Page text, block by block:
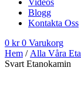
Videos
Blogg
Kontakta Oss
0 kr 0 Varukorg
Hem / Alla Våra
Svart Etanokamin